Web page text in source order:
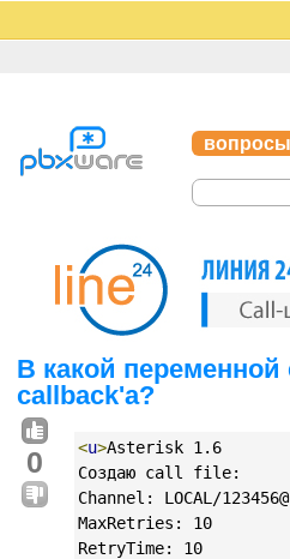
вопросы
В какой
callback'а?
0 <u>Asterisk 1.6
Создаю call file:
Channel: LOCAL/
MaxRetries: 10
RetryTime: 10